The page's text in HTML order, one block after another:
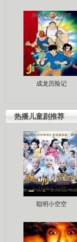
成龙历险记
热播儿童剧推荐
聪明小空空